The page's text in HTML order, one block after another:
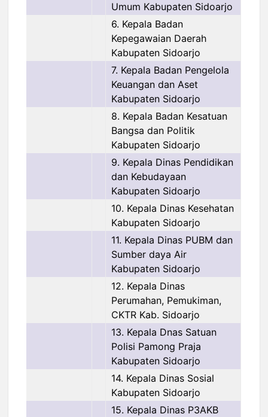
Umum Kabupaten Sidoarjo
6. Kepala Badan
Kepegawaian Daerah
Kabupaten Sidoarjo
7. Kepala Badan Pengelola
Keuangan dan Aset
Kabupaten Sidoarjo
8. Kepala Badan Kesatuan
Bangsa dan Politik
Kabupaten Sidoarjo
9. Kepala Dinas Pendidikan
dan Kebudayaan
Kabupaten Sidoarjo
10. Kepala Dinas Kesehatan
Kabupaten Sidoarjo
11. Kepala Dinas PUBM dan
Sumber daya Air
Kabupaten Sidoarjo
12. Kepala Dinas
Perumahan, Pemukiman,
CKTR Kab. Sidoarjo
13. Kepala Dnas Satuan
Polisi Pamong Praja
Kabupaten Sidoarjo
14. Kepala Dinas Sosial
Kabupaten Sidoarjo
15. Kepala Dinas P3AKB